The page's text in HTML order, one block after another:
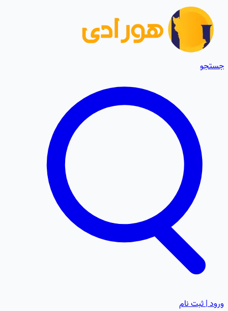
جستجو
ورود | ثبت نام